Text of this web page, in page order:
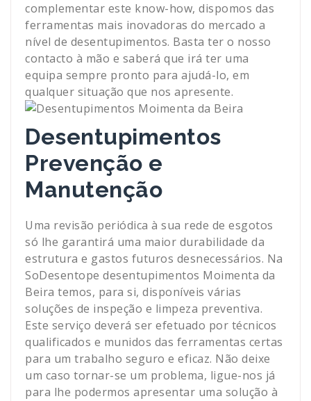
complementar este know-how, dispomos das
ferramentas mais inovadoras do mercado a
nível de desentupimentos. Basta ter o nosso
contacto à mão e saberá que irá ter uma
equipa sempre pronto para ajudá-lo, em
qualquer situação que nos apresente.
Desentupimentos
Prevenção e
Manutenção
Uma revisão periódica à sua rede de esgotos
só lhe garantirá uma maior durabilidade da
estrutura e gastos futuros desnecessários. Na
SoDesentope desentupimentos Moimenta da
Beira temos, para si, disponíveis várias
soluções de inspeção e limpeza preventiva.
Este serviço deverá ser efetuado por técnicos
qualificados e munidos das ferramentas certas
para um trabalho seguro e eficaz. Não deixe
um caso tornar-se um problema, ligue-nos já
para lhe podermos apresentar uma solução à